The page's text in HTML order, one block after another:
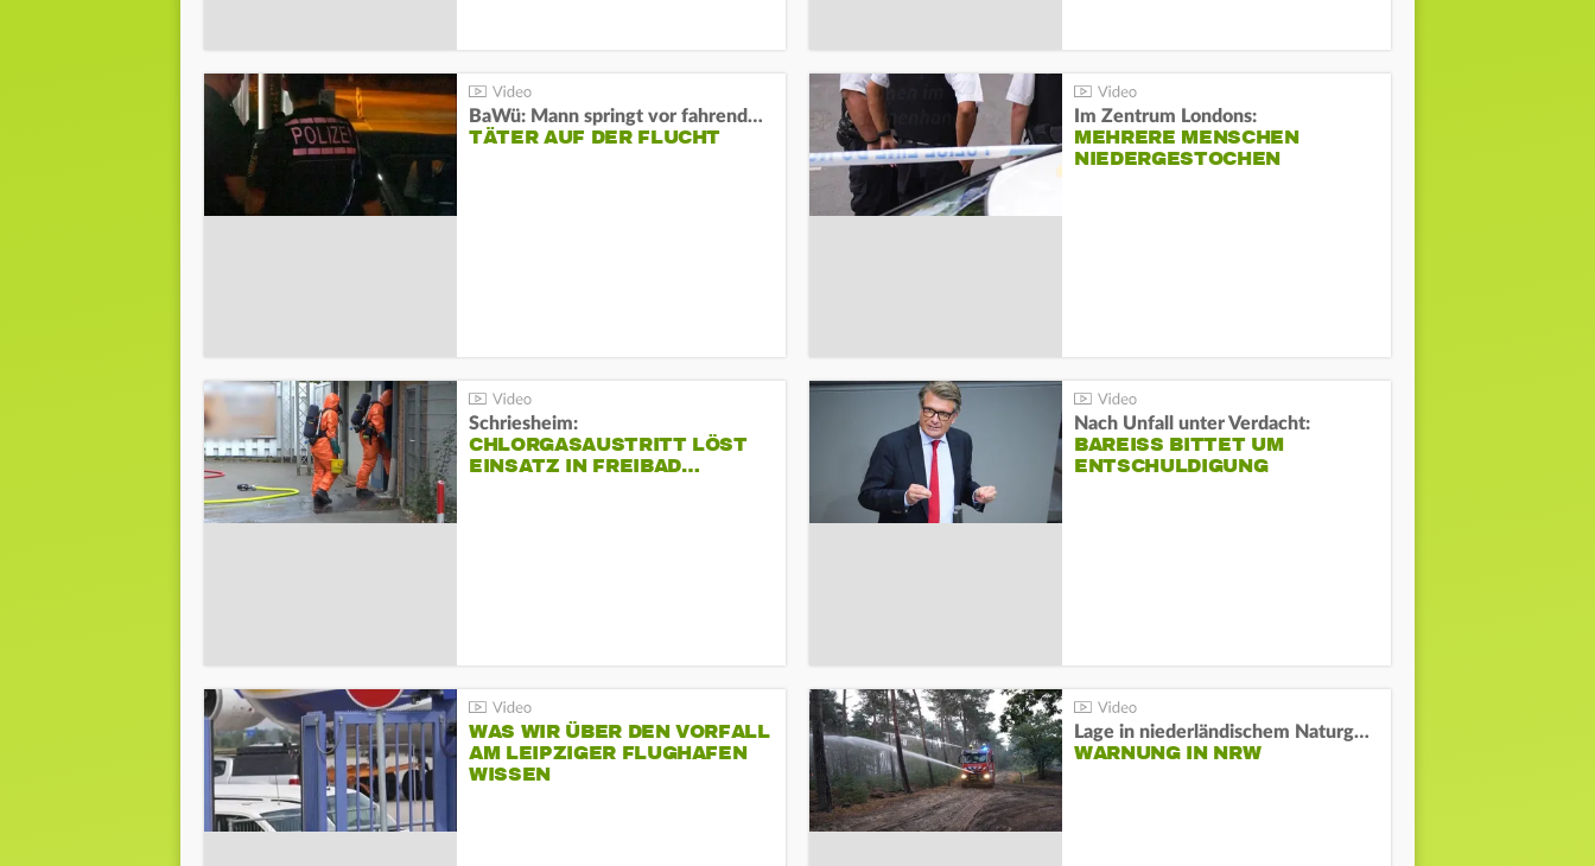
BaWü: Mann springt vor fahrendes Auto und schießt
TÄTER AUF DER FLUCHT
Im Zentrum Londons:
MEHRERE MENSCHEN
NIEDERGESTOCHEN
Schriesheim:
CHLORGASAUSTRITT LÖST
EINSATZ IN FREIBAD…
Nach Unfall unter Verdacht:
BAREISS BITTET UM E
NTSCHULDIGUNG
WAS WIR ÜBER DEN VORFALL
AM LEIPZIGER FLUGHAFEN
WISSEN
Lage in niederländischem Naturgebiet stabil
WARNUNG IN NRW